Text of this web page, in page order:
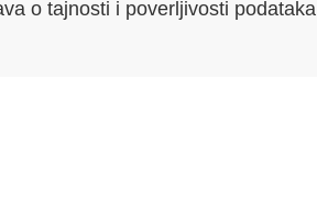
o tajnosti i poverljivosti podataka